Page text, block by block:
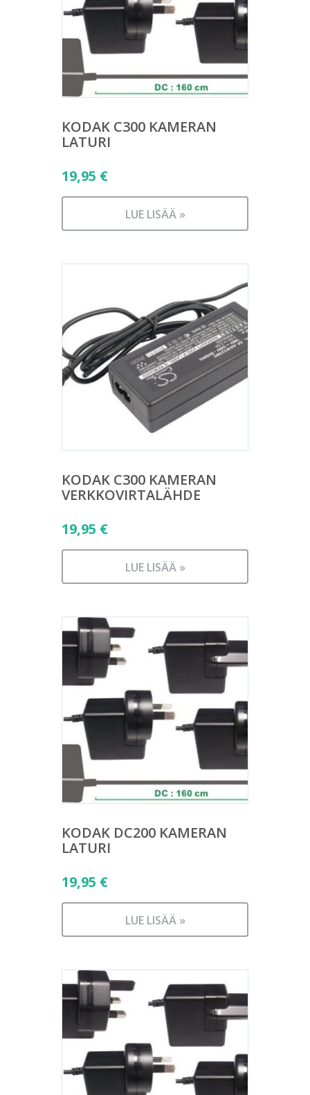
KODAK C300 KAMERAN
LATURI
19,95 €
LUE LISÄÄ »
KODAK C300 KAMERAN
VERKKOVIRTALÄHDE
19,95 €
LUE LISÄÄ »
KODAK DC200 KAMERAN
LATURI
19,95 €
LUE LISÄÄ »